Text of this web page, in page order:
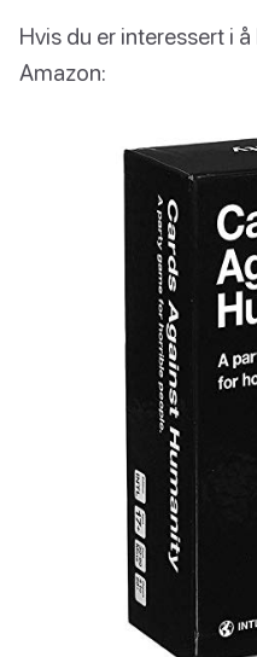
Hvis du er interessert i
Amazon: